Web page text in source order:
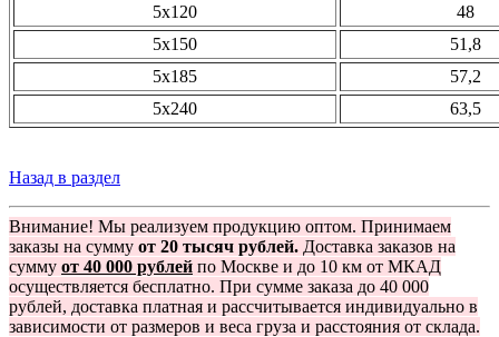
5х120
48
5х150
51,8
5х185
57,2
5х240
63,5
Назад в раздел
Внимание! Мы реализуем продукцию оптом. Принимаем
заказы на сумму от 20 тысяч рублей. Доставка заказов на
сумму от 40 000 рублей по Москве и до 10 км от МКАД
осуществляется бесплатно. При сумме заказа до 40 000
рублей, доставка платная и рассчитывается индивидуально в
зависимости от размеров и веса груза и расстояния от склада.